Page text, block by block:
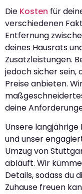
Die Kosten für
verschiedenen
Entfernung
deines Hausrats
Zusatzleistungen.
jedoch sicher sein,
Preise anbieten.
deine
Unsere
und unser
Umzug von
abläuft. Wir
Details, sodass du
Zuhause freuen